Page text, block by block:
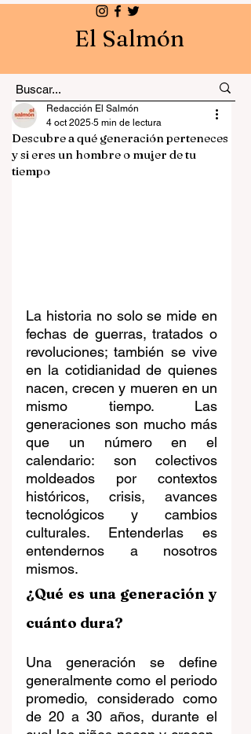
El Salmón
Descubre a qué generación perteneces
y si eres un hombre o mujer de tu
tiempo
Redacción El Salmón
4 oct 2025 5 min de lectura
La historia no solo se mide en
fechas de guerras, tratados o
revoluciones; también se vive
en la cotidianidad de quienes
nacen, crecen y mueren en un
mismo tiempo. Las
generaciones son mucho más
que un número en el
calendario: son colectivos
moldeados por contextos
históricos, crisis, avances
tecnológicos y cambios
culturales. Entenderlas es
entendernos a nosotros
mismos.
¿Qué es una generación y
cuánto dura?
Una generación se define
generalmente como el periodo
promedio, considerado como
de 20 a 30 años, durante el